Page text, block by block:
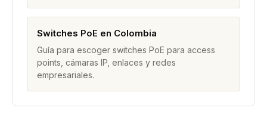
Switches PoE en Colombia
Guía para escoger switches PoE para access
points, cámaras IP, enlaces y redes
empresariales.